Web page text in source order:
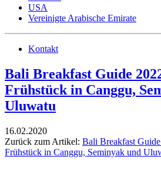
USA
Vereinigte Arabische Emirate
Kontakt
Bali Breakfast Guide
Frühstück in Canggu,
Uluwatu
16.02.2020
Zurück zum Artikel: Bali Breakfast
Frühstück in Canggu, Seminyak und